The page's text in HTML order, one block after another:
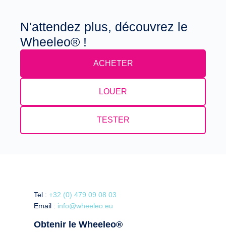
N'attendez plus, découvrez le
Wheeleo® !
ACHETER
LOUER
TESTER
Tel :+32 (0) 479 09 08 03
Email : info@wheeleo.eu
Obtenir le Wheeleo®